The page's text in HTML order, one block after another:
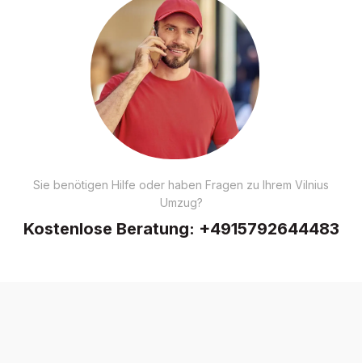
Sie benötigen Hilfe oder haben Fragen zu Ihrem Vilnius
Umzug?
Kostenlose Beratung: +4915792644483